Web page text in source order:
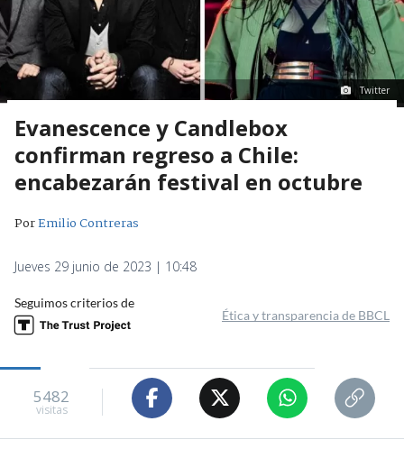
Twitter
Evanescence y Candlebox
confirman regreso a Chile:
encabezarán festival en octubre
PorEmilio Contreras
Jueves 29 junio de 2023 | 10:48
Seguimos criterios de
Ética y transparencia de BBCL
5482
visitas